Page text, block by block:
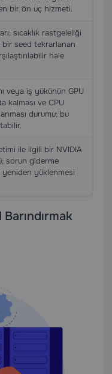
bir ön uç hizmeti.
sıcaklık rastgeleliği
seed tekrarlanan
hale
veya iş yükünün GPU
kalması ve CPU
durumu; bu
ile ilgili bir NVIDIA
sorun giderme
yeniden yüklenmesi